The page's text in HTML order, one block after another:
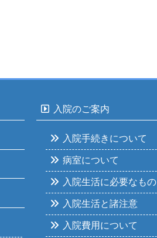
入院のご案内
入院手続きについて
病室について
入院生活に必要なもの
入院生活と諸注意
入院費用について